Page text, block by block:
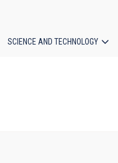
SCIENCE AND TECHNOLOGY